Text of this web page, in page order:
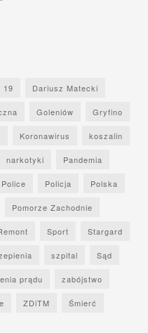
19 Dariusz Matecki
Goleniów Gryfino
Koronawirus koszalin
narkotyki Pandemia
Police Policja Polska
Pomorze Zachodnie
Sport Stargard
szpital Sąd
prądu zabójstwo
ZDiTM Śmierć